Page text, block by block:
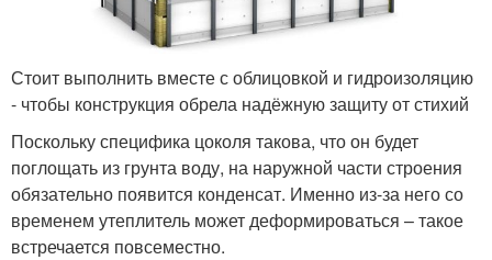
Стоит выполнить вместе с облицовкой и гидроизоляцию
- чтобы конструкция обрела надёжную защиту от стихий
Поскольку специфика цоколя такова, что он будет
поглощать из грунта воду, на наружной части строения
обязательно появится конденсат. Именно из-за него со
временем утеплитель может деформироваться – такое
встречается повсеместно.